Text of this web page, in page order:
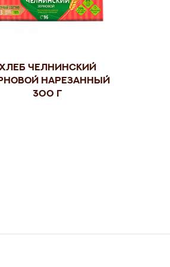
Челнинский
нарезанный
300 г